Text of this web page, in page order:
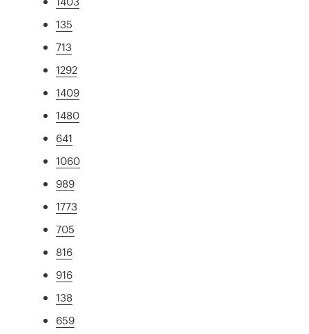
135
713
1292
1409
1480
641
1060
989
1773
705
816
916
138
659